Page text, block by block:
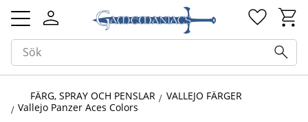
Meny
FÄRG, SPRAY OCH PENSLAR
VALLEJO FÄRGER
Vallejo Panzer Aces Colors